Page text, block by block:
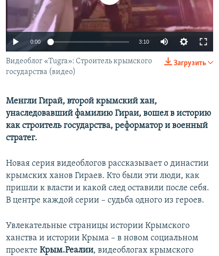
ПОБЕДИТЕЛЕЙ НЕ СУДЯТ?
КРЫМ.НЕПОКОРЕННЫЙ
ELIFBE
УКРАИНСКАЯ ПРОБЛЕМА КРЫМА
ПРИСОЕДИНЯЙТЕСЬ!
Все сайты RFE/RL
0:00 3:10
Загрузить
Видеоблог «Tugra»: Строитель крымского
государства (видео)
Менгли Гирай, второй крымский хан,
унаследовавший фамилию Гираи, вошел в историю
как строитель государства, реформатор и военный
стратег.
Новая серия видеоблогов рассказывает о династии
крымских ханов Гираев. Кто были эти люди, как
пришли к власти и какой след оставили после себя.
В центре каждой серии – судьба одного из героев.
Увлекательные страницы истории Крымского
ханства и истории Крыма – в новом социальном
проекте Крым.Реалии, видеоблогах крымского